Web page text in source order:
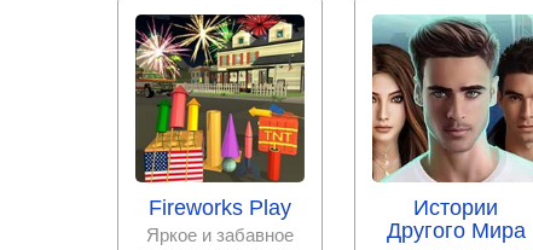
Fireworks Play
Яркое и забавное
Истории
Другого Мира